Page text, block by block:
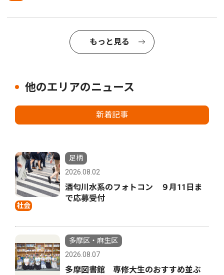
もっと見る
他のエリアのニュース
新着記事
社会
足柄
2026.08.02
酒匂川水系のフォトコン ９月11日ま
で応募受付
多摩区・麻生区
2026.08.07
多摩図書館 専修大生のおすすめ並ぶ